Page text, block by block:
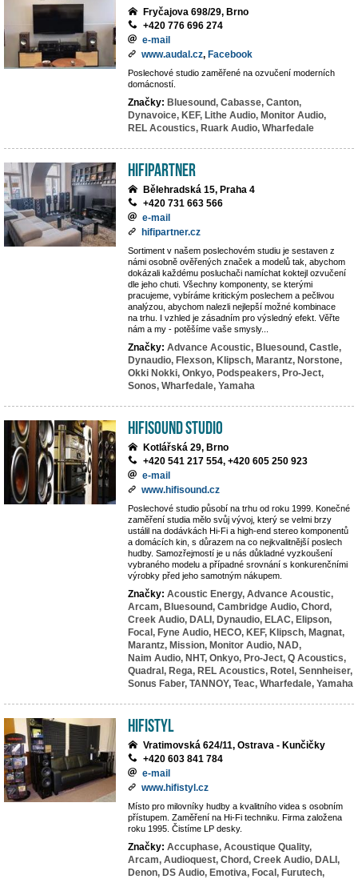
Fryčajova 698/29, Brno
+420 776 696 274
e-mail
www.audal.cz, Facebook
Poslechové studio zaměřené na ozvučení moderních
domácností.
Značky: Bluesound, Cabasse, Canton,
Dynavoice, KEF, Lithe Audio, Monitor Audio,
REL Acoustics, Ruark Audio, Wharfedale
HIFIpartner
Bělehradská 15, Praha 4
+420 731 663 566
e-mail
hifipartner.cz
Sortiment v našem poslechovém studiu je sestaven z
námi osobně ověřených značek a modelů tak, abychom
dokázali každému posluchači namíchat koktejl ozvučení
dle jeho chuti. Všechny komponenty, se kterými
pracujeme, vybíráme kritickým poslechem a pečlivou
analýzou, abychom nalezli nejlepší možné kombinace
na trhu. I vzhled je zásadním pro výsledný efekt. Věřte
nám a my - potěšíme vaše smysly...
Značky: Advance Acoustic, Bluesound, Castle,
Dynaudio, Flexson, Klipsch, Marantz, Norstone,
Okki Nokki, Onkyo, Podspeakers, Pro-Ject,
Sonos, Wharfedale, Yamaha
HifiSound Studio
Kotlářská 29, Brno
+420 541 217 554, +420 605 250 923
e-mail
www.hifisound.cz
Poslechové studio působí na trhu od roku 1999. Konečné
zaměření studia mělo svůj vývoj, který se velmi brzy
ustálil na dodávkách Hi-Fi a high-end stereo komponentů
a domácích kin, s důrazem na co nejkvalitnější poslech
hudby. Samozřejmostí je u nás důkladné vyzkoušení
vybraného modelu a případné srovnání s konkurenčními
výrobky před jeho samotným nákupem.
Značky: Acoustic Energy, Advance Acoustic,
Arcam, Bluesound, Cambridge Audio, Chord,
Creek Audio, DALI, Dynaudio, ELAC, Elipson,
Focal, Fyne Audio, HECO, KEF, Klipsch, Magnat,
Marantz, Mission, Monitor Audio, NAD,
Naim Audio, NHT, Onkyo, Pro-Ject, Q Acoustics,
Quadral, Rega, REL Acoustics, Rotel, Sennheiser,
Sonus Faber, TANNOY, Teac, Wharfedale, Yamaha
HiFiStyl
Vratimovská 624/11, Ostrava - Kunčičky
+420 603 841 784
e-mail
www.hifistyl.cz
Místo pro milovníky hudby a kvalitního videa s osobním
přístupem. Zaměření na Hi-Fi techniku. Firma založena
roku 1995. Čistíme LP desky.
Značky: Accuphase, Acoustique Quality,
Arcam, Audioquest, Chord, Creek Audio, DALI,
Denon, DS Audio, Emotiva, Focal, Furutech,